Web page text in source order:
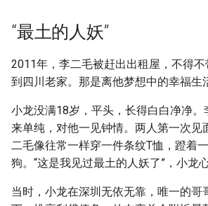
“最土的人妖”
2011年，李二毛被赶出出租屋，不得
到四川老家。那是离他梦想中的幸福生
小龙没满18岁，平头，长得白白净净。
来单纯，对他一见钟情。两人第一次见
二毛像往常一样穿一件条纹T恤，蹬着
狗。“这是我见过最土的人妖了”，小龙心
当时，小龙在深圳无依无靠，唯一的哥